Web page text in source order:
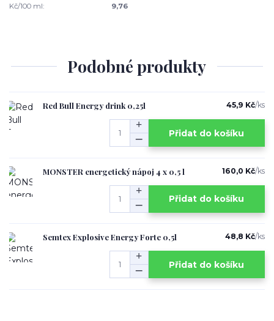
Kč/100 ml:
9,76
Podobné produkty
Red Bull Energy drink 0,25l 45,9 Kč/ks
Přidat do košíku
MONSTER energetický nápoj 4 x 0,5 l 160,0 Kč/ks
Přidat do košíku
Semtex Explosive Energy Forte 0,5l 48,8 Kč/ks
Přidat do košíku